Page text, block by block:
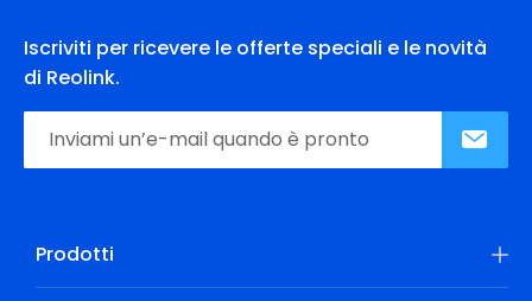
Iscriviti per ricevere le offerte speciali e le novità
di Reolink.
Prodotti